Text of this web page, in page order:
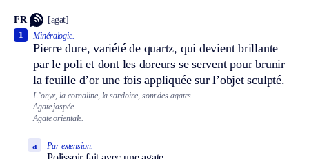
FR [agat]
Minéralogie.
Pierre dure, variété de quartz, qui devient brillante
par le poli et dont les doreurs se servent pour brunir
la feuille d’or une fois appliquée sur l’objet sculpté.
1
L’onyx, la cornaline, la sardoine, sont des agates.
Agate jaspée.
Agate orientale.
Par extension.
a